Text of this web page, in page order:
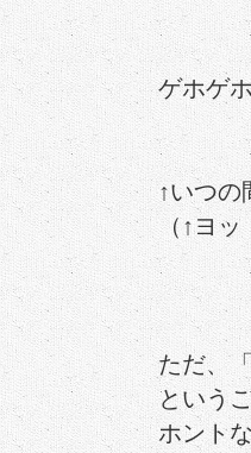
ゲホゲ
↑いつの
（↑ヨッ
ただ、
という
ホント